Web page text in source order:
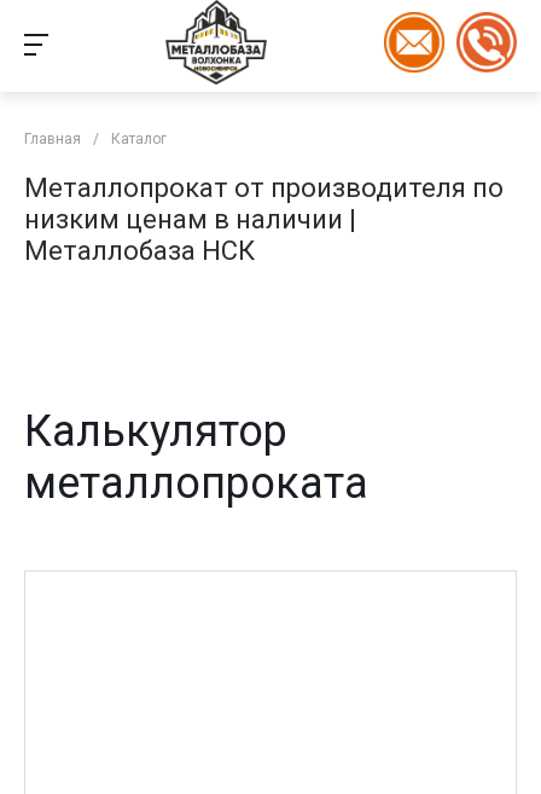
Главная / Каталог
Металлопрокат от производителя по
низким ценам в наличии |
Металлобаза НСК
Калькулятор
металлопроката